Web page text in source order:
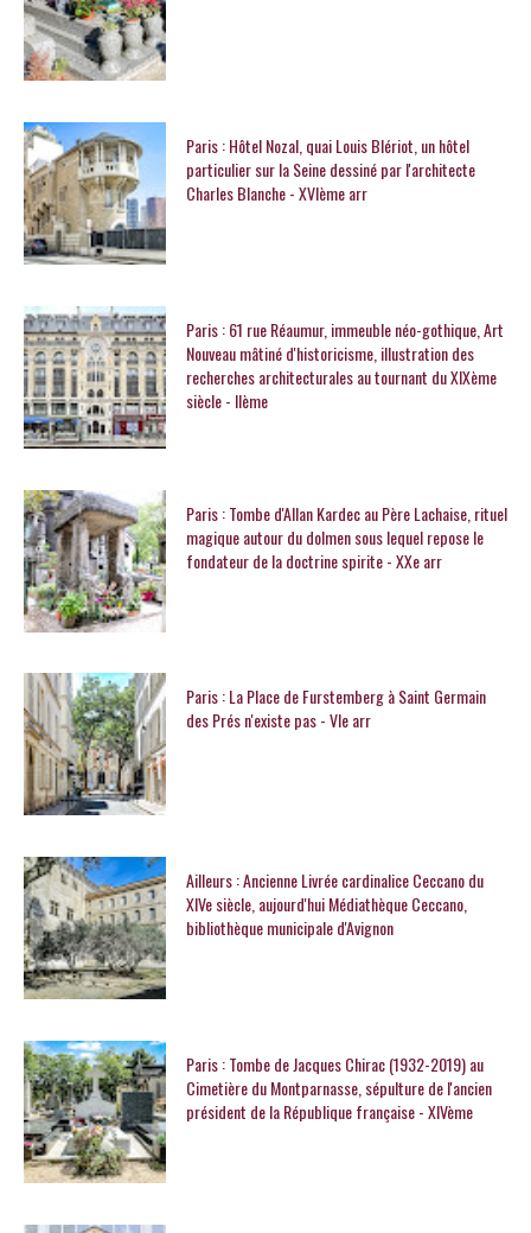
Paris : Hôtel Nozal, quai Louis Blériot, un hôtel
particulier sur la Seine dessiné par l'architecte
Charles Blanche - XVIème arr
Paris : 61 rue Réaumur, immeuble néo-gothique, Art
Nouveau mâtiné d'historicisme, illustration des
recherches architecturales au tournant du XIXème
siècle - IIème
Paris : Tombe d'Allan Kardec au Père Lachaise, rituel
magique autour du dolmen sous lequel repose le
fondateur de la doctrine spirite - XXe arr
Paris : La Place de Furstemberg à Saint Germain
des Prés n'existe pas - VIe arr
Ailleurs : Ancienne Livrée cardinalice Ceccano du
XIVe siècle, aujourd'hui Médiathèque Ceccano,
bibliothèque municipale d'Avignon
Paris : Tombe de Jacques Chirac (1932-2019) au
Cimetière du Montparnasse, sépulture de l'ancien
président de la République française - XIVème